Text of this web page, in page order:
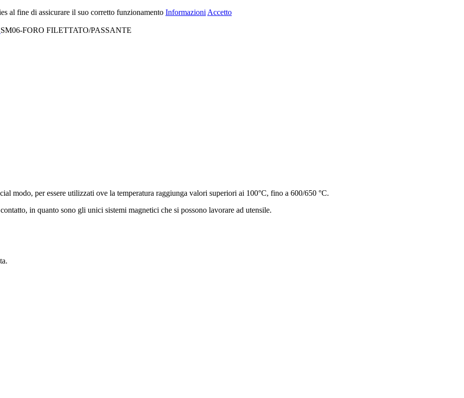
al fine di assicurare il suo corretto funzionamento Informazioni Accetto
SM06-FORO FILETTATO/PASSANTE
modo, per essere utilizzati ove la temperatura raggiunga valori superiori ai 100°C, fino a 600/650 °C.
in quanto sono gli unici sistemi magnetici che si possono lavorare ad utensile.